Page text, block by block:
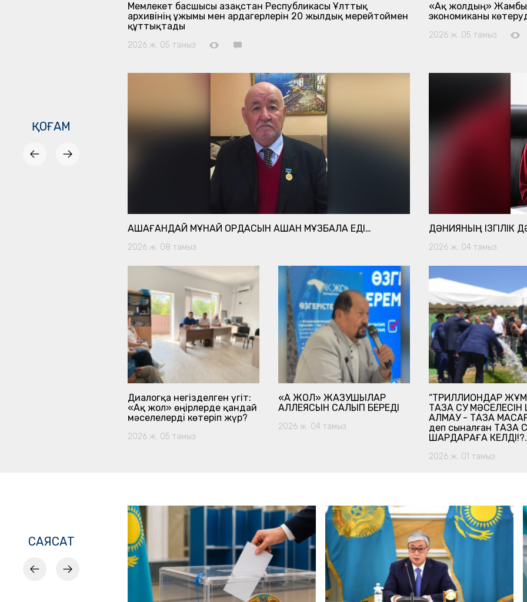
Мемлекет басшысы Қазақстан Республикасы Ұлттық
архивінің ұжымы мен ардагерлерін 20 жылдық мерейтоймен
құттықтады
2026 ж. 05 тамыз
«Ақ жолдың»
экономиканы
2026 ж. 05 тамыз
ҚОҒАМ
ҚАШАҒАНДАЙ МҰНАЙ ОРДАСЫН АШҚАН МҰЗБАЛАҚ ЕДІ…
2026 ж. 08 тамыз
Диалогқа негізделген үгіт:
«Ақ жол» өңірлерде қандай
мәселелерді көтеріп жүр?
2026 ж. 05 тамыз
«АҚ ЖОЛ» ЖАЗУШЫЛАР
АЛЛЕЯСЫН САЛЫП БЕРЕДІ
2026 ж. 04 тамыз
ДӘНИЯНЫҢ ІЗГІЛІК
2026 ж. 04 тамыз
“ТРИЛЛИОНДАР
ТАЗА СУ
АЛМАУ - ТАЗА
деп сыналған ТАЗА
ШАРДАРАҒА КЕЛДІ!?.
2026 ж. 01 тамыз
САЯСАТ